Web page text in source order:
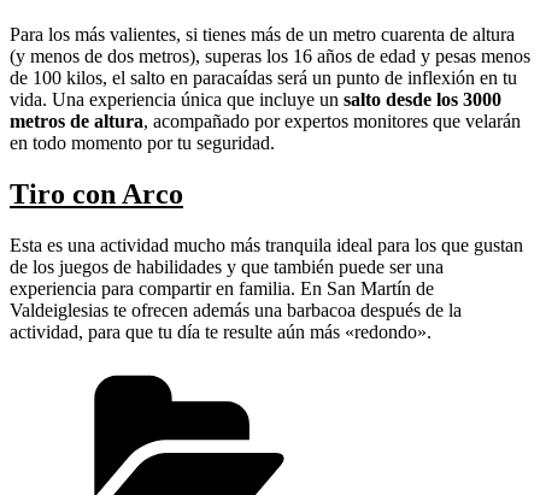
Para los más valientes, si tienes más de un metro cuarenta de altura
(y menos de dos metros), superas los 16 años de edad y pesas menos
de 100 kilos, el salto en paracaídas será un punto de inflexión en tu
vida. Una experiencia única que incluye un salto desde los 3000
metros de altura, acompañado por expertos monitores que velarán
en todo momento por tu seguridad.
Tiro con Arco
Esta es una actividad mucho más tranquila ideal para los que gustan
de los juegos de habilidades y que también puede ser una
experiencia para compartir en familia. En San Martín de
Valdeiglesias te ofrecen además una barbacoa después de la
actividad, para que tu día te resulte aún más «redondo».